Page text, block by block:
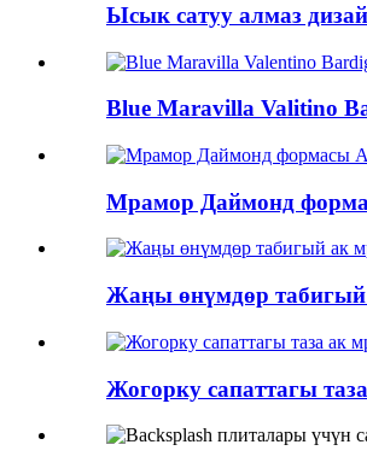
Ысык сатуу алмаз
Blue Maravilla Valitino
Мрамор Даймонд
Жаңы өнүмдөр табигый
Жогорку сапаттагы